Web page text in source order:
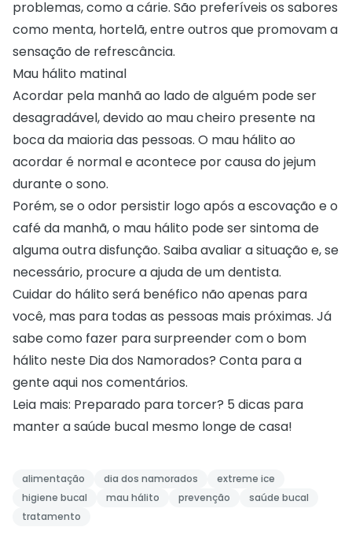
problemas, como acárie. São preferíveis os sabores
como menta, hortelã, entre outros que promovam a
sensação de refrescância.
Mau hálito matinal
Acordar pela manhã ao lado de alguém pode ser
desagradável, devido ao mau cheiro presente na
boca da maioria das pessoas. O mau hálito ao
acordar é normal e acontece por causa do jejum
durante o sono.
Porém, se o odor persistir logo após a escovação e o
café da manhã, o mau hálito pode ser sintoma de
alguma outra disfunção. Saiba avaliar a situação e, se
necessário, procure a ajuda de um dentista.
Cuidar do hálito será benéfico não apenas para
você, mas para todas as pessoas mais próximas. Já
sabe como fazer para surpreender com o bom
hálito neste Dia dos Namorados? Conta para a
gente aqui nos comentários.
Leia mais: Preparado para torcer? 5 dicas para
manter a saúde bucal mesmo longe de casa!
alimentação dia dos namorados
extreme ice
higiene bucal
mau hálito prevenção
saúde bucal
tratamento